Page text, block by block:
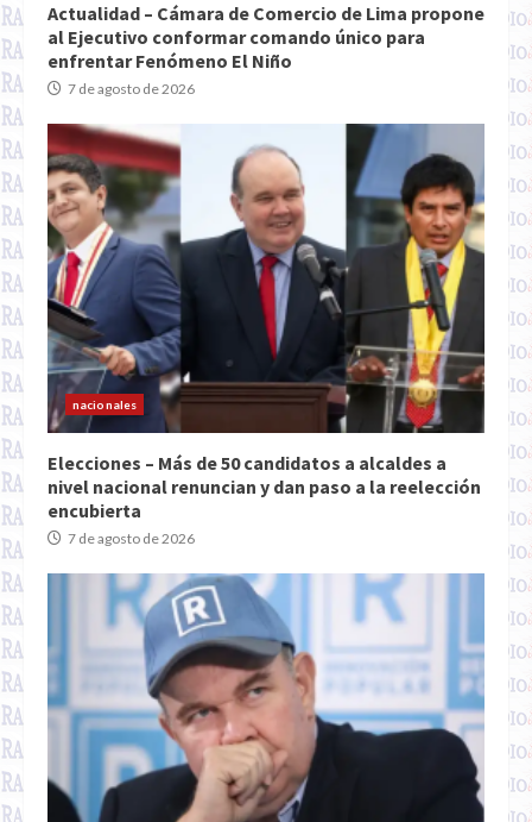
Actualidad – Cámara de Comercio de Lima propone
al Ejecutivo conformar comando único para
enfrentar Fenómeno El Niño
7 de agosto de 2026
nacionales
Elecciones – Más de 50 candidatos a alcaldes a
nivel nacional renuncian y dan paso a la reelección
encubierta
7 de agosto de 2026